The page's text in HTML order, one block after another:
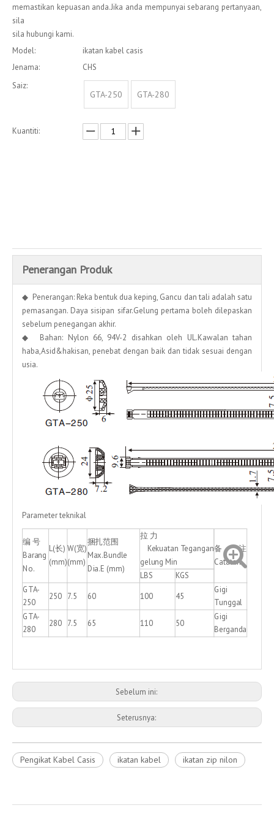
memastikan kepuasan anda.Jika anda mempunyai sebarang pertanyaan,
sila
sila hubungi kami.
Model:
ikatan kabel casis
Jenama:
CHS
Saiz:
GTA-250 GTA-280
Kuantiti:
Penerangan Produk
◆ Penerangan: Reka bentuk dua keping, Gancu dan tali adalah satu
pemasangan. Daya sisipan sifar.Gelung pertama boleh dilepaskan
sebelum penegangan akhir.
◆ Bahan: Nylon 66, 94V-2 disahkan oleh UL.Kawalan tahan
haba,Asid&hakisan, penebat dengan baik dan tidak sesuai dengan
usia.
Parameter teknikal
编 号
Barang
No.
L(长)
(mm)
W(宽)
(mm)
捆扎范围
Max.Bundle
Dia.E (mm)
拉 力
Kekuatan Tegangan
gelung Min
备 注
Catatan
LBS KGS
GTA-
250
250 7.5 60 100 45
Gigi
Tunggal
GTA-
280
280 7.5 65 110 50
Gigi
Berganda
Sebelum ini:
Seterusnya:
Pengikat Kabel Casis ikatan kabel ikatan zip nilon